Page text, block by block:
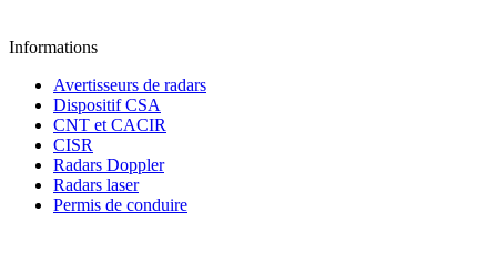
Informations
Avertisseurs de radars
Dispositif CSA
CNT et CACIR
CISR
Radars Doppler
Radars laser
Permis de conduire